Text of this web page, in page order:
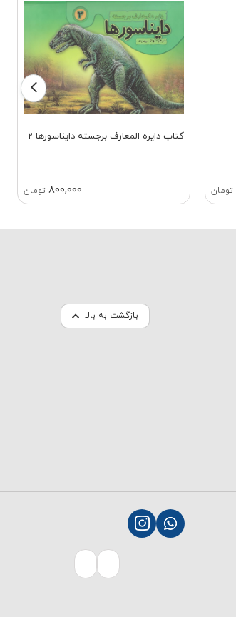
تومان
کتاب دایره المعارف برجسته دایناسورها 2
800,000 تومان
بازگشت به بالا